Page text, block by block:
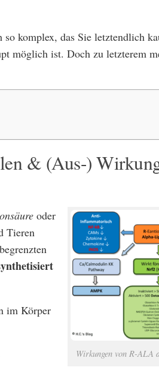
komplex, das Sie letztendlich
möglich ist. Doch zu letzterem
& (Aus-)
Wirkungen von R-ALA
oder
Tieren
im Körper